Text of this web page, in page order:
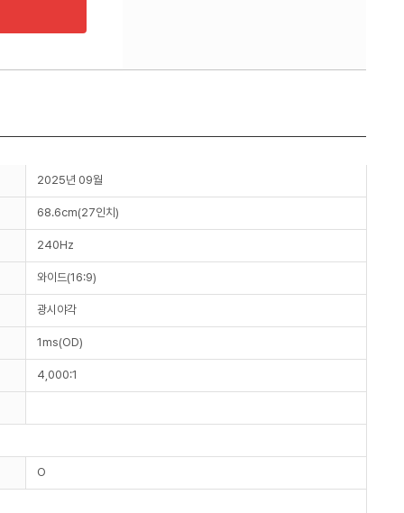
2025년 09월
68.6cm(27인치)
240Hz
와이드(16:9)
광시야각
1ms(OD)
4,000:1
O